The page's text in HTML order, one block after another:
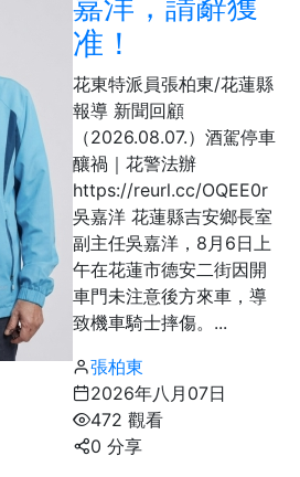
准！
花東特派員張柏東/花蓮縣
報導 新聞回顧
（2026.08.07.）酒駕停車
釀禍｜花警法辦
https://reurl.cc/OQEE0r
吳嘉洋 花蓮縣吉安鄉長室
副主任吳嘉洋，8月6日上
午在花蓮市德安二街因開
車門未注意後方來車，導
致機車騎士摔傷。...
張柏東
2026年八月07日
472 觀看
0 分享